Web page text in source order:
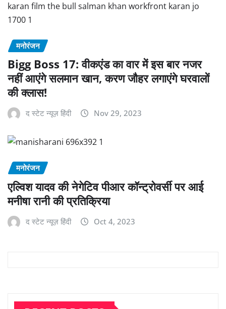
मनोरंजन
Bigg Boss 17: वीकएंड का वार में इस बार नजर
नहीं आएंगे सलमान खान, करण जौहर लगाएंगे घरवालों
की क्लास!
द स्टेट न्यूज़ हिंदी Nov 29, 2023
मनोरंजन
एल्विश यादव की नेगेटिव पीआर कॉन्ट्रोवर्सी पर आई
मनीषा रानी की प्रतिक्रिया
द स्टेट न्यूज़ हिंदी Oct 4, 2023